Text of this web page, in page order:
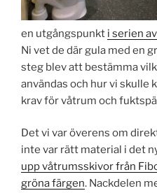
en utgångspunkt i serien
Ni vet de där gula med en
steg blev att bestämma
användas och hur vi skulle
krav för våtrum och
Det vi var överens om
inte var rätt material i det
upp våtrumsskivor från
gröna färgen. Nackdelen